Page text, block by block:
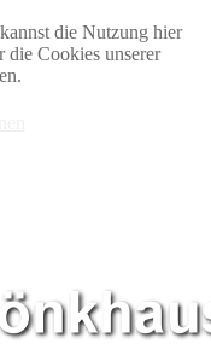
die Nutzung hier
die Cookies unserer